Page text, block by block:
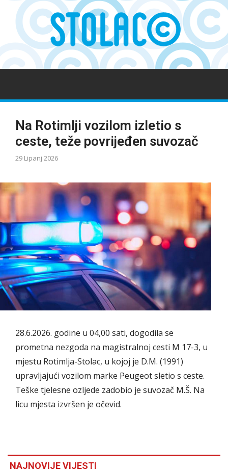
Na Rotimlji vozilom izletio s
ceste, teže povrijeđen suvozač
29 Lipanj 2026
28.6.2026. godine u 04,00 sati, dogodila se
prometna nezgoda na magistralnoj cesti M 17-3, u
mjestu Rotimlja-Stolac, u kojoj je D.M. (1991)
upravljajući vozilom marke Peugeot sletio s ceste.
Teške tjelesne ozljede zadobio je suvozač M.Š. Na
licu mjesta izvršen je očevid.
NAJNOVIJE VIJESTI